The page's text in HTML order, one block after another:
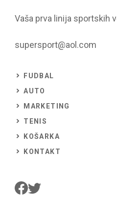
Vaša prva linija sportskih
supersport@aol.com
FUDBAL
AUTO
MARKETING
TENIS
KOŠARKA
KONTAKT